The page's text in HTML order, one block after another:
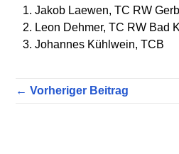
1. Jakob Laewen, TC RW
2. Leon Dehmer, TC RW Bad
3. Johannes Kühlwein, TCB
← Vorheriger Beitrag